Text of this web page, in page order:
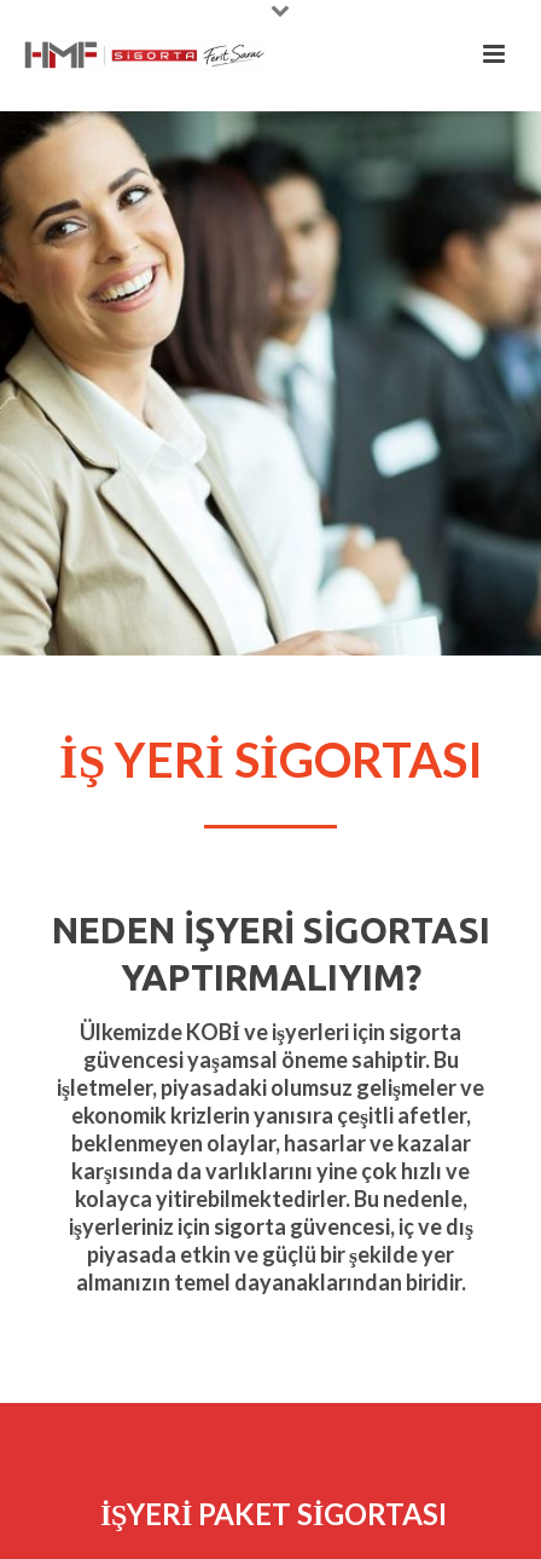
İŞ YERİ SİGORTASI
NEDEN İŞYERI SIGORTASI
YAPTIRMALIYIM?
Ülkemizde KOBİ ve işyerleri için sigorta
güvencesi­ yaşamsal öneme sahiptir. Bu
işletmeler, piyasadaki olumsuz gelişmeler ve
ekono­mik krizlerin yanısıra çeşitli afetler,
beklenmeyen olaylar, ha­sarlar ve kazalar
karşısında da varlıklarını yine çok hızlı ve
kolayca yitirebilmektedir­ler. Bu nedenle,
işyerleriniz için sigorta güvencesi, iç ve dış
piyasada etkin ve güçlü bir şekilde yer
almanızın temel dayanakların­dan biridir.
İŞYERI PAKET SIGORTASI